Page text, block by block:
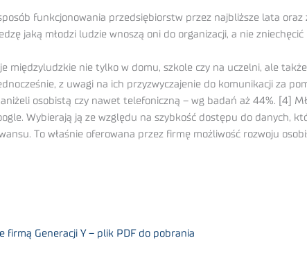
funkcjonowania przedsiębiorstw przez najbliższe lata
jaką młodzi ludzie wnoszą oni do organizacji, a nie zniechęcić
międzyludzkie nie tylko w domu, szkole czy na uczelni, ale
z uwagi na ich przyzwyczajenie do komunikacji za
osobistą czy nawet telefoniczną – wg badań aż 44%. [4]
Wybierają ją ze względu na szybkość dostępu do danych,
To właśnie oferowana przez firmę możliwość rozwoju
firmą Generacji Y – plik PDF do pobrania